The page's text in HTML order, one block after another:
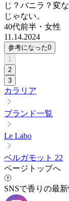
じ？バニラ？変
じゃない。
40代前半 ・ 女性
11.14.2024
参考になった0
1
2
3
カラリア
ブランド一覧
Le Labo
ベルガモット 22
ページトップへ
SNSで香りの最